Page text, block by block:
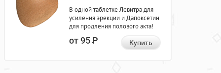
В одной таблетке Левитра для
усиления эрекции и Дапоксетин
для продления полового акта!
от 95Р Купить